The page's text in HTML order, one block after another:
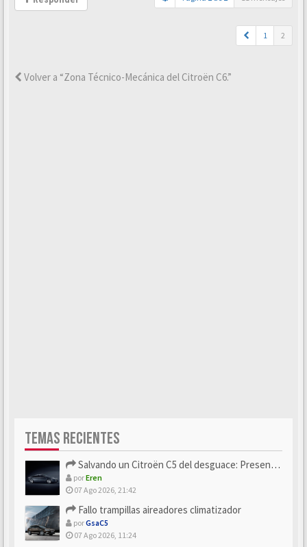
1 2
Volver a “Zona Técnico-Mecánica del Citroën C6.”
TEMAS RECIENTES
Salvando un Citroën C5 del desguace: Presentación y seguimiento
porEren
07 Ago 2026, 21:42
Fallo trampillas aireadores climatizador
porGsaC5
07 Ago 2026, 11:24